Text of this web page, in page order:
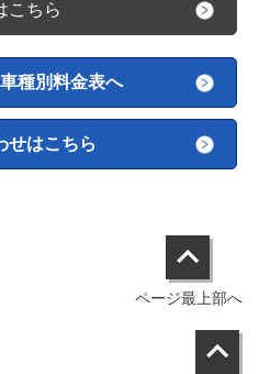
こちら
種別料金表へ
せはこちら
ページ最上部へ